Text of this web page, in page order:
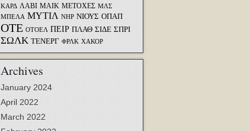
ΚΑΡΔ ΛΑΒΙ ΜΑΙΚ ΜΕΤΟΧΕΣ ΜΛΣ
ΜΠΕΛΑ ΜΥΤΙΛ ΝΗΡ ΝΙΟΥΣ ΟΠΑΠ
ΟΤΕ ΟΤΟΕΛ ΠΕΙΡ ΠΛΑΘ ΣΙΔΕ ΣΠΡΙ
ΣΩΛΚ ΤΕΝΕΡΓ ΦΡΛΚ ΧΑΚΟΡ
Archives
January 2024
April 2022
March 2022